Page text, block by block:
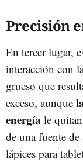
Precisión
En tercer lugar,
interacción con
grueso que
exceso, aunque
energía le
de una fuente
lápices para